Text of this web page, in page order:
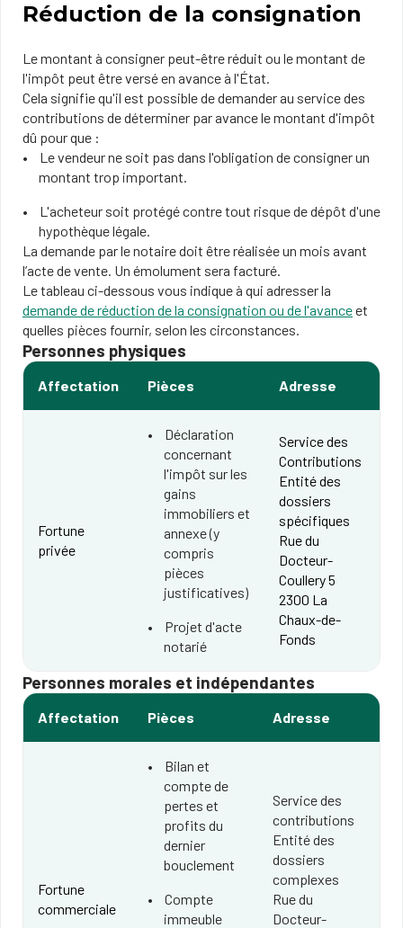
Réduction de la consignation
Le montant à consigner peut-être réduit ou le montant de
l'impôt peut être versé en avance à l'État.
Cela signifie qu'il est possible de demander au service des
contributions de déterminer par avance le montant d'impôt
dû pour que :
Le vendeur ne soit pas dans l'obligation de consigner un
montant trop important.
L'acheteur soit protégé contre tout risque de dépôt d'une
hypothèque légale.
La demande par le notaire doit être réalisée un mois avant
l’acte de vente. Un émolument sera facturé.
Le tableau ci-dessous vous indique à qui adresser la
demande de réduction de la consignation ou de l'avanceet
quelles pièces fournir, selon les circonstances.
Personnes physiques
Affectation Pièces Adresse
Fortune
privée
Déclaration
concernant
l'impôt sur les
gains
immobiliers et
annexe (y
compris
pièces
justificatives)
Projet d'acte
notarié
Service des
Contributions
Entité des
dossiers
spécifiques
Rue du
Docteur-
Coullery 5
2300 La
Chaux-de-
Fonds
Personnes morales et indépendantes
Affectation Pièces Adresse
Fortune
commerciale
Bilan et
compte de
pertes et
profits du
dernier
bouclement
Compte
immeuble
Service des
contributions
Entité des
dossiers
complexes
Rue du
Docteur-